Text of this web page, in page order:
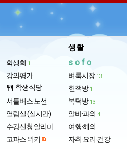
학생회 1
강의평가
restaurant 학생식당
셔틀버스 노선
열람실 (실시간)
수강신청 알리미
고파스 위키
생활
sofo
벼룩시장 13
헌책방 1
복덕방 13
알바·과외 4
여행·해외
자취·요리·건강